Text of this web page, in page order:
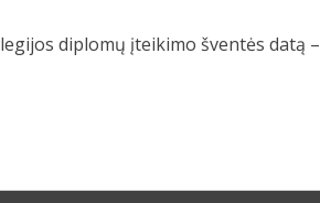
diplomų įteikimo šventės datą –